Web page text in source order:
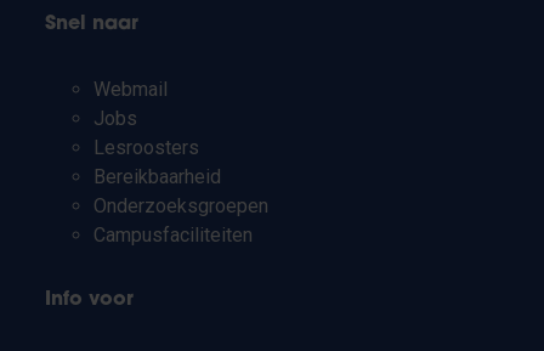
Snel naar
Webmail
Jobs
Lesroosters
Bereikbaarheid
Onderzoeksgroepen
Campusfaciliteiten
Info voor